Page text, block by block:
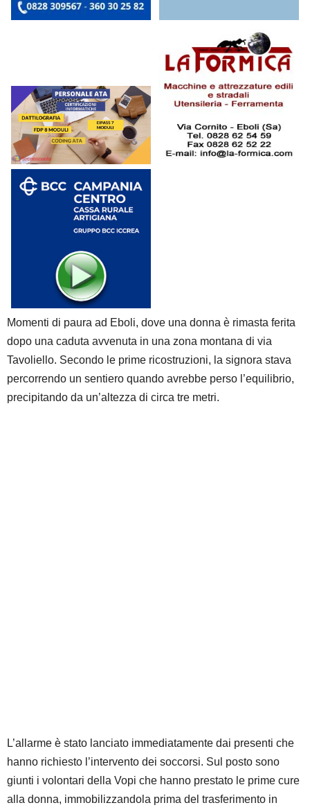
Momenti di paura ad Eboli, dove una donna è rimasta ferita
dopo una caduta avvenuta in una zona montana di via
Tavoliello. Secondo le prime ricostruzioni, la signora stava
percorrendo un sentiero quando avrebbe perso l’equilibrio,
precipitando da un’altezza di circa tre metri.
L’allarme è stato lanciato immediatamente dai presenti che
hanno richiesto l’intervento dei soccorsi. Sul posto sono
giunti i volontari della Vopi che hanno prestato le prime cure
alla donna, immobilizzandola prima del trasferimento in